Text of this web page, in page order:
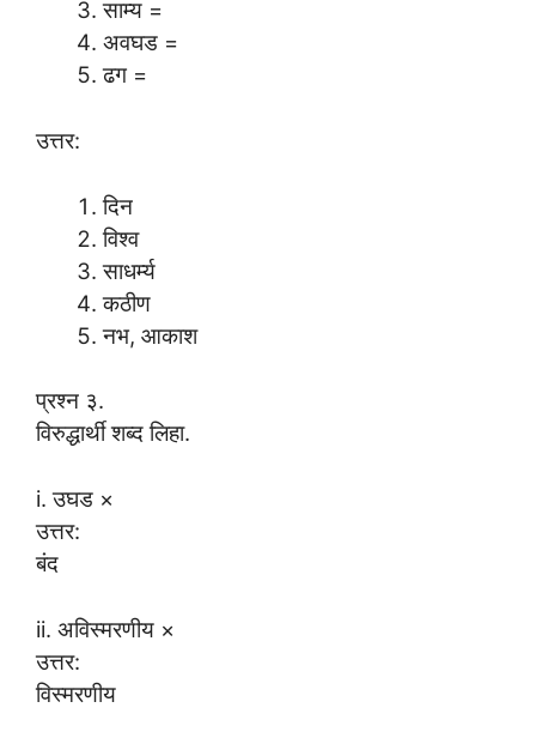
साम्य =
अवघड =
ढग =
उत्तर:
दिन
विश्व
साधर्म्य
कठीण
नभ, आकाश
प्रश्न ३.
विरुद्धार्थी शब्द लिहा.
i. उघड ×
उत्तर:
बंद
ii. अविस्मरणीय ×
उत्तर:
विस्मरणीय